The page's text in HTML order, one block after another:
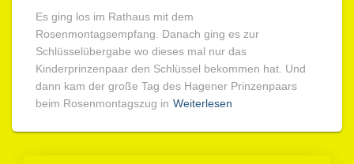
Es ging los im Rathaus mit dem
Rosenmontagsempfang. Danach ging es zur
Schlüsselübergabe wo dieses mal nur das
Kinderprinzenpaar den Schlüssel bekommen hat. Und
dann kam der große Tag des Hagener Prinzenpaars
beim Rosenmontagszug in Weiterlesen